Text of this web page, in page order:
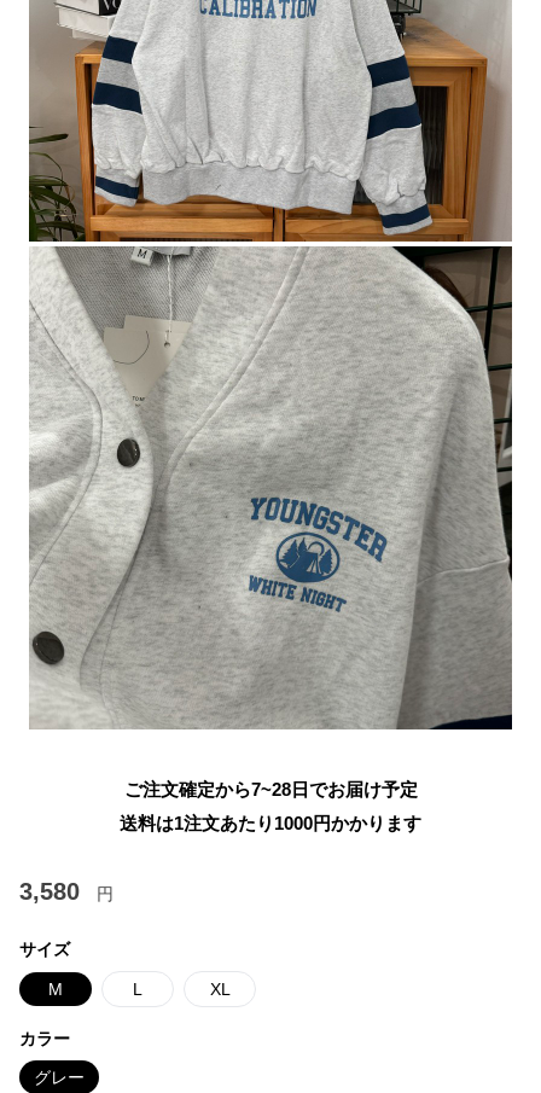
ご注文確定から7~28日でお届け予定
送料は1注文あたり 1000円かかります
3,580 円
サイズ
M L XL
カラー
グレー